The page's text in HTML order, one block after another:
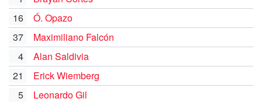
16
Ó. Opazo
37
Maximiliano Falcón
4
Alan Saldivia
21
Erick Wiemberg
5
Leonardo Gil